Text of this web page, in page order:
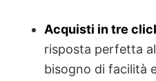
Acquisti in tre
risposta perfetta
bisogno di facilità